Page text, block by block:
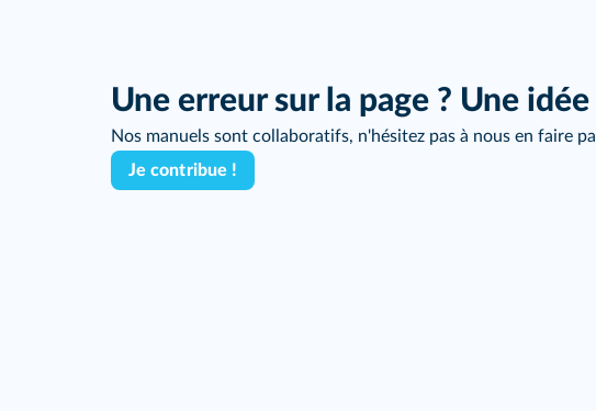
Une erreur sur la page ? Une idée
Nos manuels sont collaboratifs, n'hésitez pas à nous en faire
Je contribue !